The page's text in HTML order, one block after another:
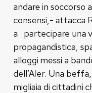
andare in soccorso
consensi,- attacca
a partecipare una
propagandistica,
alloggi messi a
dell’Aler. Una
migliaia di cittadini